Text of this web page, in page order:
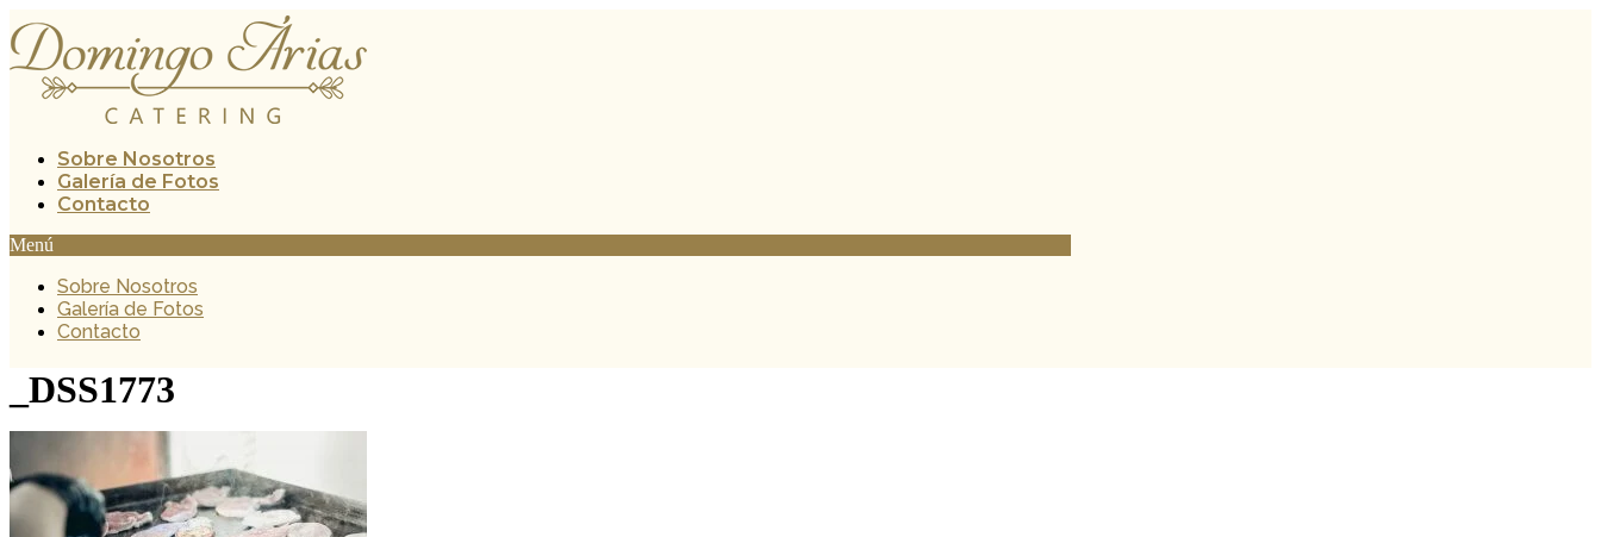
al
contenido
Sobre Nosotros
Galería de Fotos
Contacto
Menú
Sobre Nosotros
Galería de Fotos
Contacto
_DSS1773